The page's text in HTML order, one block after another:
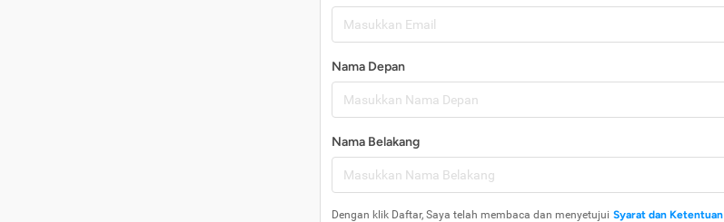
Nama Depan
Nama Belakang
Dengan klik Daftar, Saya telah membaca dan menyetujui Syarat dan Ketentuan